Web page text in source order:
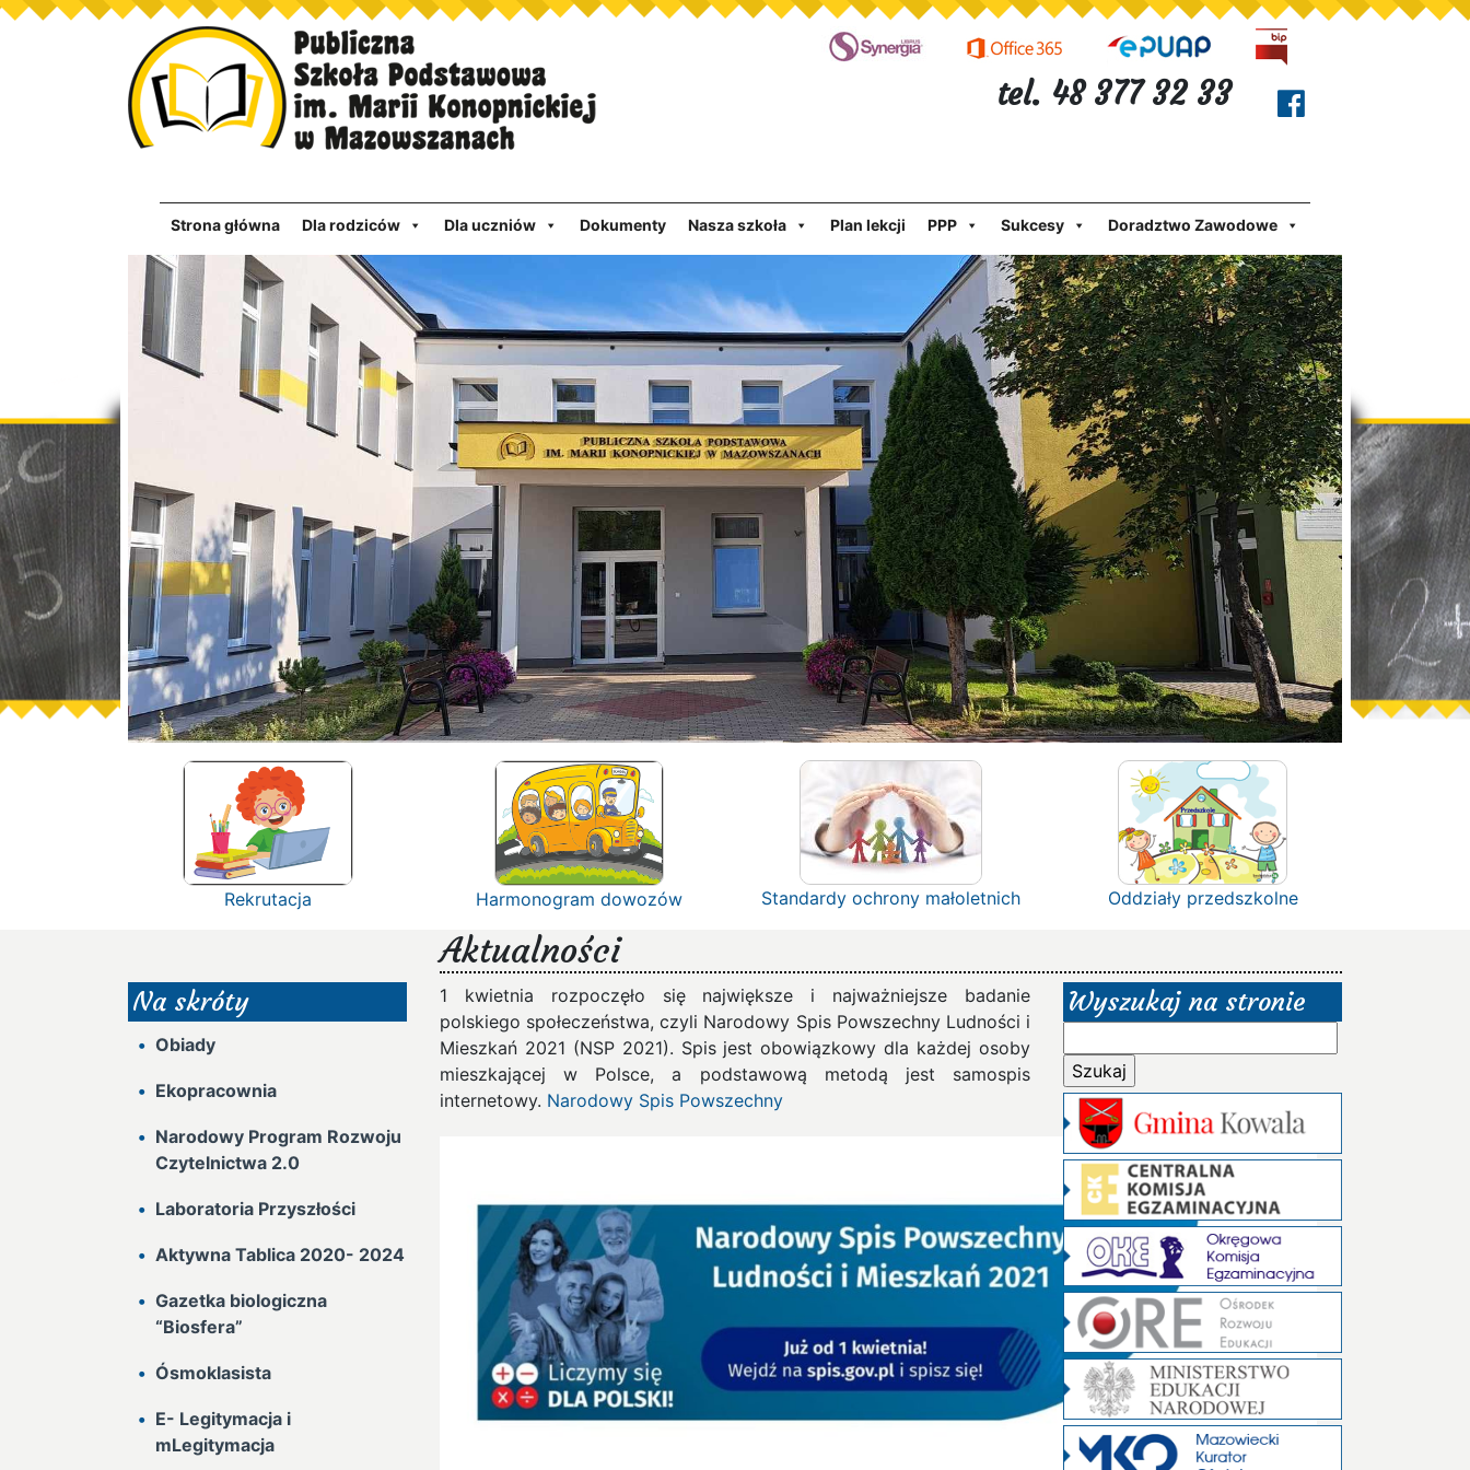
tel. 48 377 32 33
Strona główna Dla rodziców Dla uczniów Dokumenty Nasza szkoła Plan lekcji PPP Sukcesy Doradztwo Zawodowe
Rekrutacja Harmonogram dowozów Standardy ochrony małoletnich Oddziały przedszkolne
Aktualności
Na skróty
Obiady
Ekopracownia
Narodowy Program Rozwoju
Czytelnictwa 2.0
Laboratoria Przyszłości
Aktywna Tablica 2020- 2024
Gazetka biologiczna
“Biosfera”
Ósmoklasista
E- Legitymacja i
mLegitymacja
1 kwietnia rozpoczęło się największe i najważniejsze badanie
polskiego społeczeństwa, czyli Narodowy Spis Powszechny Ludności i
Mieszkań 2021 (NSP 2021). Spis jest obowiązkowy dla każdej osoby
mieszkającej w Polsce, a podstawową metodą jest samospis
internetowy. Narodowy Spis Powszechny
Wyszukaj na stronie